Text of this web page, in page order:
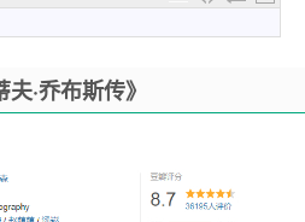
·乔布斯传》